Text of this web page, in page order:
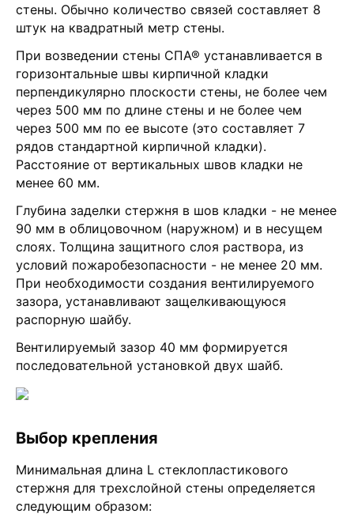
стены. Обычно количество связей составляет 8
штук на квадратный метр стены.
При возведении стены СПА® устанавливается в
горизонтальные швы кирпичной кладки
перпендикулярно плоскости стены, не более чем
через 500 мм по длине стены и не более чем
через 500 мм по ее высоте (это составляет 7
рядов стандартной кирпичной кладки).
Расстояние от вертикальных швов кладки не
менее 60 мм.
Глубина заделки стержня в шов кладки - не менее
90 мм в облицовочном (наружном) и в несущем
слоях. Толщина защитного слоя раствора, из
условий пожаробезопасности - не менее 20 мм.
При необходимости создания вентилируемого
зазора, устанавливают защелкивающуюся
распорную шайбу.
Вентилируемый зазор 40 мм формируется
последовательной установкой двух шайб.
Выбор крепления
Минимальная длина L стеклопластикового
стержня для трехслойной стены определяется
следующим образом: